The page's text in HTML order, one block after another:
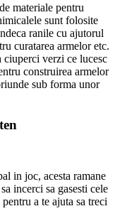
materiale pentru
sunt folosite
ranile cu ajutorul
curatarea armelor etc.
ciuperci verzi ce lucesc
construirea armelor
sub forma unor
in joc, acesta ramane
incerci sa gasesti cele
a te ajuta sa treci